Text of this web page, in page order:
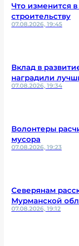
Что изменится
строительству
07.08.2026, 19:45
Вклад в
наградили
07.08.2026, 19:34
Волонтеры
мусора
07.08.2026, 19:23
Северянам
Мурманской
07.08.2026, 19:12